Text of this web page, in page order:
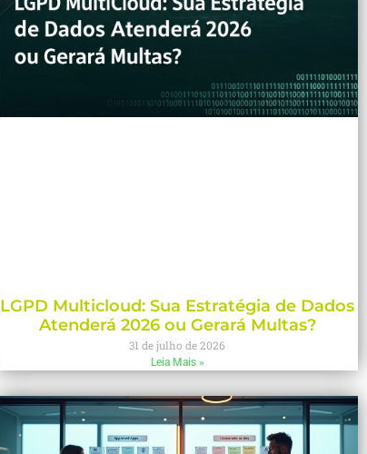
LGPD Multicloud: Sua Estratégia de Dados
Atenderá 2026 ou Gerará Multas?
31 de julho de 2026
Leia Mais »